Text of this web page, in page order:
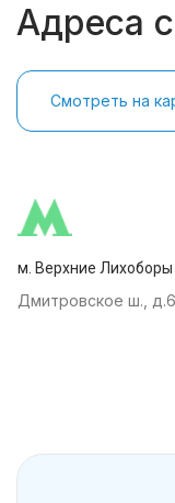
Адреса
Смотреть на
м. Верхние Лихоборы
Дмитровское ш.,